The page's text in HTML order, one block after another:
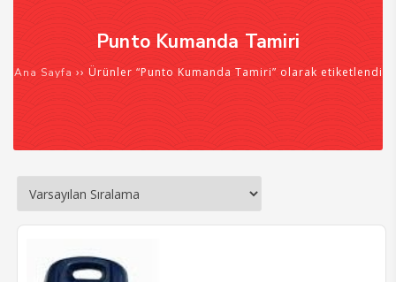
Punto Kumanda Tamiri
Ana Sayfa ›› Ürünler “Punto Kumanda Tamiri” olarak etiketlendi